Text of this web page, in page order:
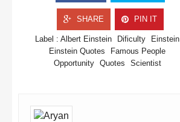
SHARE PIN IT
Label : Albert Einstein Dificulty
Einstein
Einstein Quotes
Famous People
Opportunity
Quotes Scientist